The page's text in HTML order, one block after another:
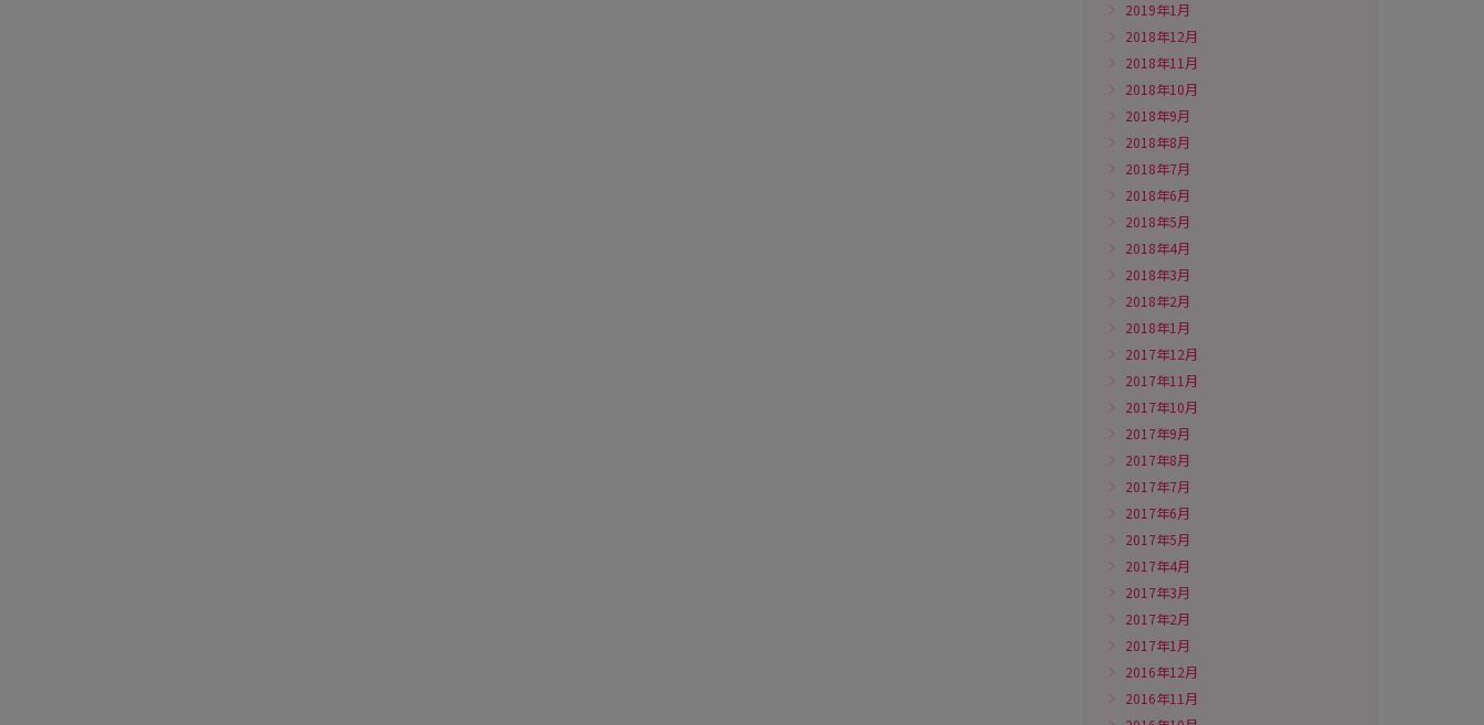
2019年1月
2018年12月
2018年11月
2018年10月
2018年9月
2018年8月
2018年7月
2018年6月
2018年5月
2018年4月
2018年3月
2018年2月
2018年1月
2017年12月
2017年11月
2017年10月
2017年9月
2017年8月
2017年7月
2017年6月
2017年5月
2017年4月
2017年3月
2017年2月
2017年1月
2016年12月
2016年11月